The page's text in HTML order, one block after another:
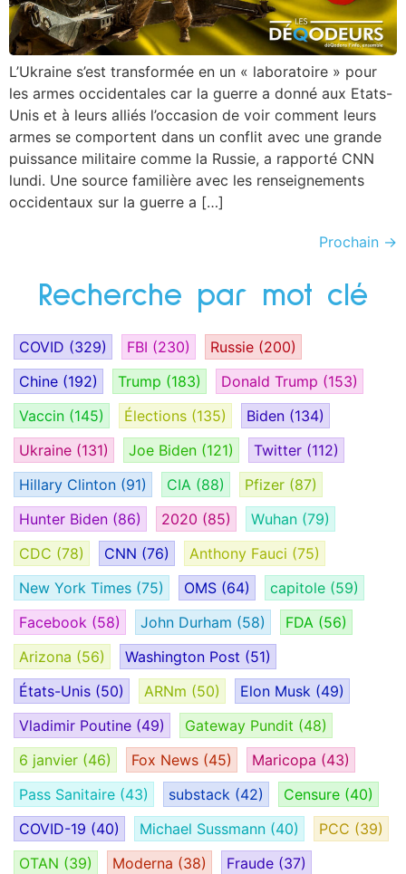
L’Ukraine s’est transformée en un « laboratoire » pour
les armes occidentales car la guerre a donné aux Etats-
Unis et à leurs alliés l’occasion de voir comment leurs
armes se comportent dans un conflit avec une grande
puissance militaire comme la Russie, a rapporté CNN
lundi. Une source familière avec les renseignements
occidentaux sur la guerre a […]
Prochain →
Recherche par mot clé
COVID (329) FBI (230) Russie (200)
Chine (192) Trump (183) Donald Trump (153)
Vaccin (145) Élections (135) Biden (134)
Ukraine (131) Joe Biden (121) Twitter (112)
Hillary Clinton (91) CIA (88) Pfizer (87)
Hunter Biden (86) 2020 (85) Wuhan (79)
CDC (78) CNN (76) Anthony Fauci (75)
New York Times (75) OMS (64) capitole (59)
Facebook (58) John Durham (58) FDA (56)
Arizona (56) Washington Post (51)
États-Unis (50) ARNm (50) Elon Musk (49)
Vladimir Poutine (49) Gateway Pundit (48)
6 janvier (46) Fox News (45) Maricopa (43)
Pass Sanitaire (43) substack (42) Censure (40)
COVID-19 (40) Michael Sussmann (40) PCC (39)
OTAN (39) Moderna (38) Fraude (37)